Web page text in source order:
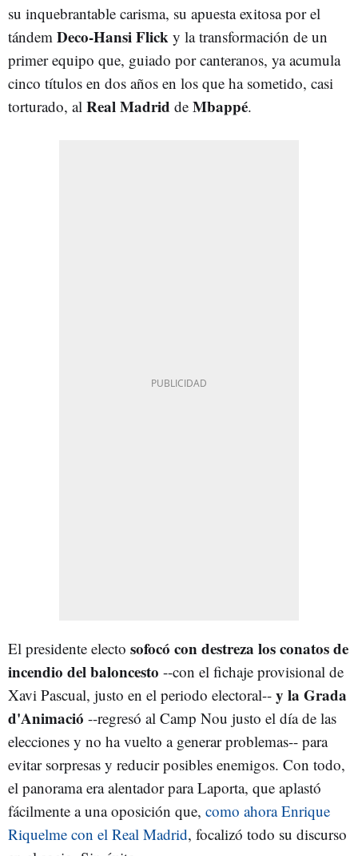
su inquebrantable carisma, su apuesta exitosa por el
tándem Deco-Hansi Flick y la transformación de un
primer equipo que, guiado por canteranos, ya acumula
cinco títulos en dos años en los que ha sometido, casi
torturado, al RealMadrid de Mbappé.
El presidente electo sofocó con destreza los conatos de
incendio del baloncesto --con el fichaje provisional de
Xavi Pascual, justo en el periodo electoral-- y la Grada
d'Animació --regresó al Camp Nou justo el día de las
elecciones y no ha vuelto a generar problemas-- para
evitar sorpresas y reducir posibles enemigos. Con todo,
el panorama era alentador para Laporta, que aplastó
fácilmente a una oposición que, como ahora Enrique
Riquelme con el Real Madrid, focalizó todo su discurso